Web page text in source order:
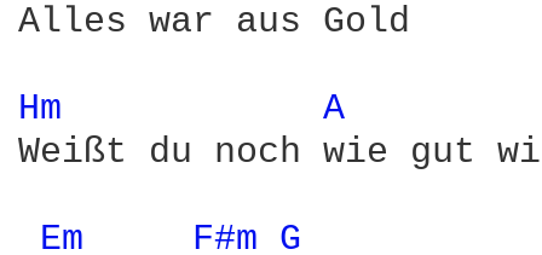
Alles war aus Gold
Hm A
Weißt du noch wie gut
Em F#m G